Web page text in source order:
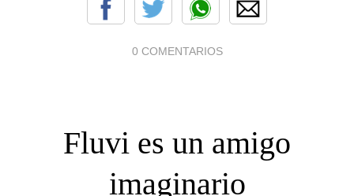
0 COMENTARIOS
Fluvi es un amigo
imaginario